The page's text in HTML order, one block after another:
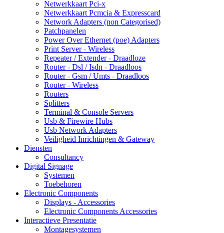
Netwerkkaart Pci-x
Netwerkkaart Pcmcia & Expresscard
Network Adapters (non Categorised)
Patchpanelen
Power Over Ethernet (poe) Adapters
Print Server - Wireless
Repeater / Extender - Draadloze
Router - Dsl / Isdn - Draadloos
Router - Gsm / Umts - Draadloos
Router - Wireless
Routers
Splitters
Terminal & Console Servers
Usb & Firewire Hubs
Usb Network Adapters
Veiligheid Inrichtingen & Gateway
Diensten
Consultancy
Digital Signage
Systemen
Toebehoren
Electronic Components
Displays - Accessories
Electronic Components Accessories
Interactieve Presentatie
Montagesystemen